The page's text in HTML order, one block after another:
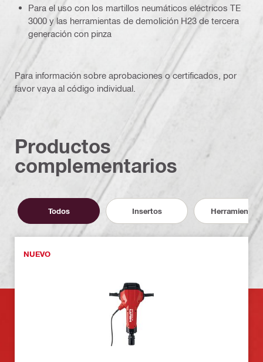
Para el uso con los martillos neumáticos eléctricos TE
3000 y las herramientas de demolición H23 de tercera
generación con pinza
Para información sobre aprobaciones o certificados, por
favor vaya al código individual.
Productos
complementarios
Todos Insertos Herramientas
NUEVO